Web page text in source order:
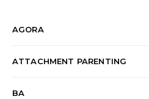
AGORA
ATTACHMENT PARENTING
BA